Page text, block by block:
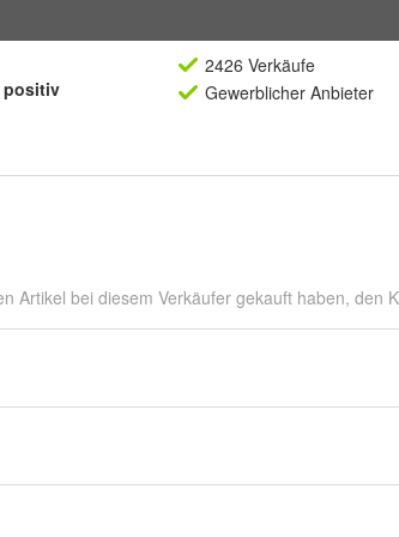
positiv
2426 Verkäufe
Gewerblicher Anbieter
Artikel bei diesem Verkäufer gekauft haben, den